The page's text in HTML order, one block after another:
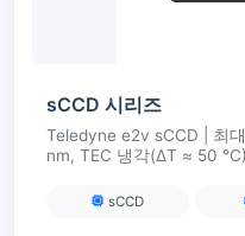
sCCD 시리즈
Teledyne e2v sCCD | 최
nm, TEC 냉각(ΔT ≈ 50
sCCD